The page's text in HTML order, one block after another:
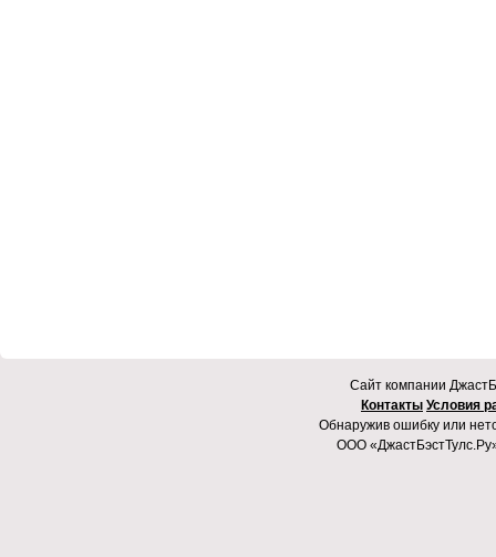
Cайт компании
Контакты Условия
Обнаружив ошибку или
ООО